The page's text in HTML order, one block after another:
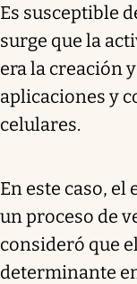
Es susceptible
surge que la
era la creación
aplicaciones y
celulares.
En este caso, el
un proceso de
consideró que
determinante